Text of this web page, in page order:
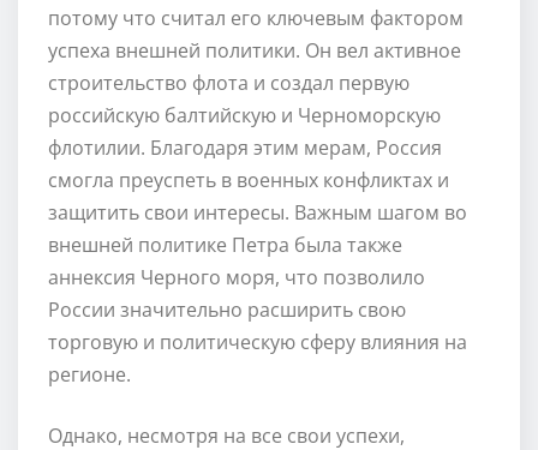
потому что считал его ключевым фактором
успеха внешней политики. Он вел активное
строительство флота и создал первую
российскую балтийскую и Черноморскую
флотилии. Благодаря этим мерам, Россия
смогла преуспеть в военных конфликтах и
защитить свои интересы. Важным шагом во
внешней политике Петра была также
аннексия Черного моря, что позволило
России значительно расширить свою
торговую и политическую сферу влияния на
регионе.
Однако, несмотря на все свои успехи,